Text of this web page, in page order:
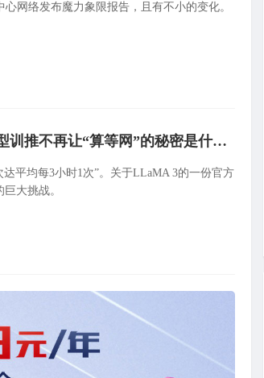
网络发布魔力象限报告，且有不小的变化。
构建最佳算力底座，大模型训推不再让“算等网”的秘密是什么？
平均每3小时1次”。关于LLaMA 3的一份官方
大挑战。